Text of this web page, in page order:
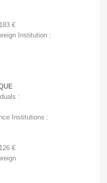
 €
/ Foreign Institution :
Individuals :
France Institutions :
 €